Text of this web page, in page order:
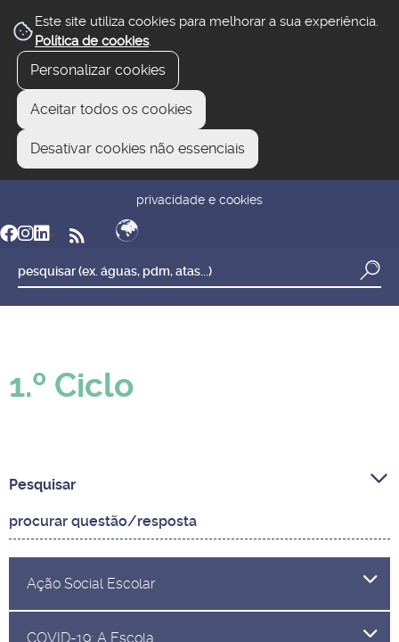
Este site utiliza cookies para melhorar a sua experiência.
Política de cookies.
Personalizar cookies
Aceitar todos os cookies
Desativar cookies não essenciais
privacidade e cookies
1.º Ciclo
Pesquisar
Ação Social Escolar
COVID-19: A Escola